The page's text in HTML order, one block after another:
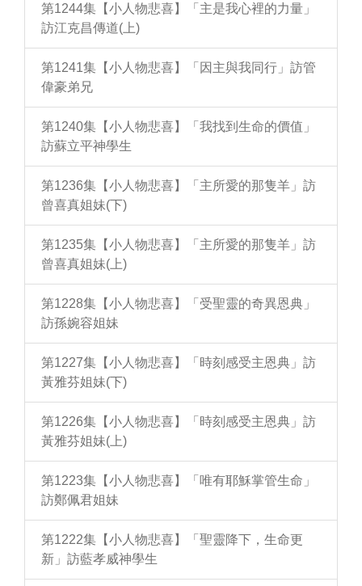
第1244集【小人物悲喜】「主是我心裡的力量」
訪江克昌傳道(上)
第1241集【小人物悲喜】「因主與我同行」訪管
偉豪弟兄
第1240集【小人物悲喜】「我找到生命的價值」
訪蘇立平神學生
第1236集【小人物悲喜】「主所愛的那隻羊」訪
曾喜真姐妹(下)
第1235集【小人物悲喜】「主所愛的那隻羊」訪
曾喜真姐妹(上)
第1228集【小人物悲喜】「受聖靈的奇異恩典」
訪孫婉容姐妹
第1227集【小人物悲喜】「時刻感受主恩典」訪
黃雅芬姐妹(下)
第1226集【小人物悲喜】「時刻感受主恩典」訪
黃雅芬姐妹(上)
第1223集【小人物悲喜】「唯有耶穌掌管生命」
訪鄭佩君姐妹
第1222集【小人物悲喜】「聖靈降下，生命更
新」訪藍孝威神學生